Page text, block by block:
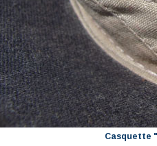
Casquette